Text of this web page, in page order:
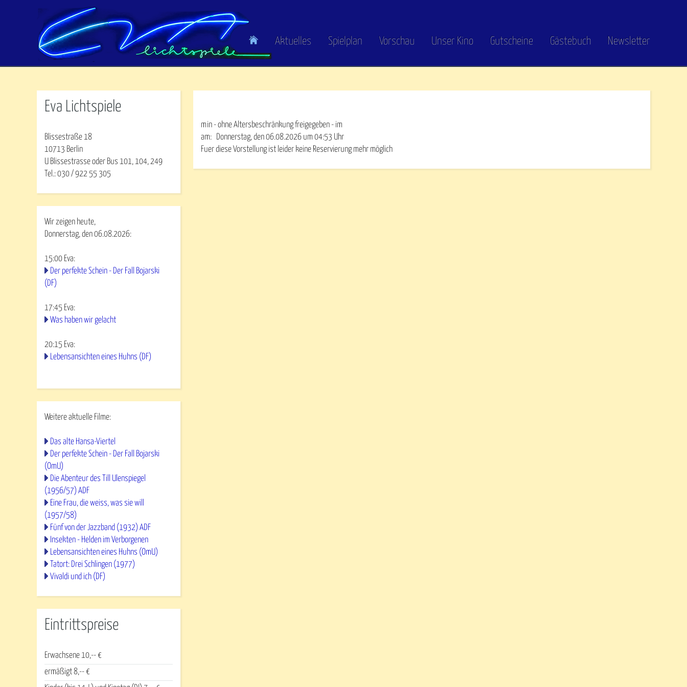
Aktuelles Spielplan Vorschau Unser Kino Gutscheine Gästebuch Newsletter
Eva Lichtspiele
Blissestraße 18
10713 Berlin
U Blissestrasse oder Bus 101, 104, 249
Tel.: 030 / 922 55 305
Wir zeigen heute,
Donnerstag, den 06.08.2026:
15:00 Eva:
Der perfekte Schein - Der Fall Bojarski
(DF)
17:45 Eva:
Was haben wir gelacht
20:15 Eva:
Lebensansichten eines Huhns (DF)
Weitere aktuelle Filme:
Das alte Hansa-Viertel
Der perfekte Schein - Der Fall Bojarski
(OmU)
Die Abenteur des Till Ulenspiegel
(1956/57) ADF
Eine Frau, die weiss, was sie will
(1957/58)
Fünf von der Jazzband (1932) ADF
Insekten - Helden im Verborgenen
Lebensansichten eines Huhns (OmU)
Tatort: Drei Schlingen (1977)
Vivaldi und ich (DF)
Eintrittspreise
Erwachsene 10,-- €
ermäßigt 8,-- €
min - ohne Altersbeschränkung freigegeben - im
am:
Donnerstag, den 06.08.2026 um04:53 Uhr
Fuer diese Vorstellung ist leider keine Reservierung mehr möglich